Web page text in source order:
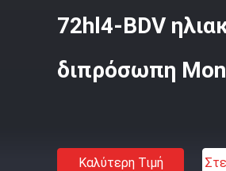
72hl4-BDV
διπρόσωπη
Καλύτερη Τιμή